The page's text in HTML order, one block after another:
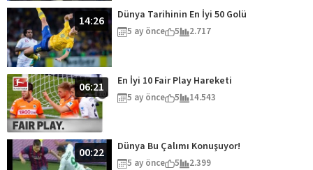
14:26 Dünya Tarihinin En İyi 50 Golü
5 ay önce 5 2.717
06:21 En İyi 10 Fair Play Hareketi
5 ay önce 5 14.543
00:22 Dünya Bu Çalımı Konuşuyor!
5 ay önce 5 2.399